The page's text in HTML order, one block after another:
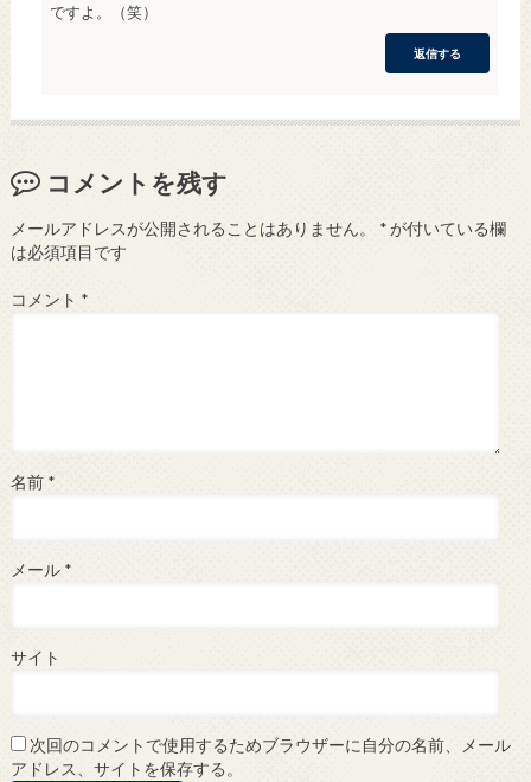
ですよ。（笑）
返信する
コメントを残す
メールアドレスが公開されることはありません。 *が付いている欄
は必須項目です
コメント *
名前 *
メール *
サイト
次回のコメントで使用するためブラウザーに自分の名前、メール
アドレス、サイトを保存する。